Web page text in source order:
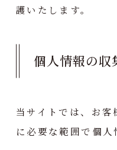
護いたします。
個人情報の収
当サイトでは、お
に必要な範囲で個人